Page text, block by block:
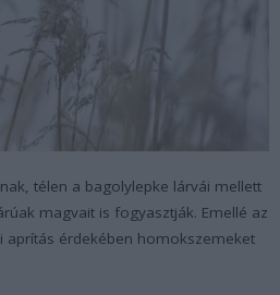
télen a bagolylepke lárvái mellett
magvait is fogyasztják. Emellé az
aprítás érdekében homokszemeket